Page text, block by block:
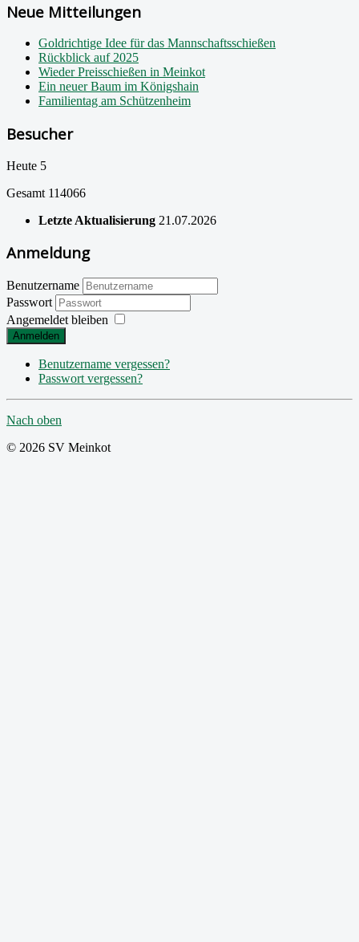
Neue Mitteilungen
Goldrichtige Idee für das Mannschaftsschießen
Rückblick auf 2025
Wieder Preisschießen in Meinkot
Ein neuer Baum im Königshain
Familientag am Schützenheim
Besucher
Heute 5
Gesamt 114066
Letzte Aktualisierung 21.07.2026
Anmeldung
Benutzername
Passwort
Angemeldet bleiben
Anmelden
Benutzername vergessen?
Passwort vergessen?
Nach oben
© 2026 SV Meinkot